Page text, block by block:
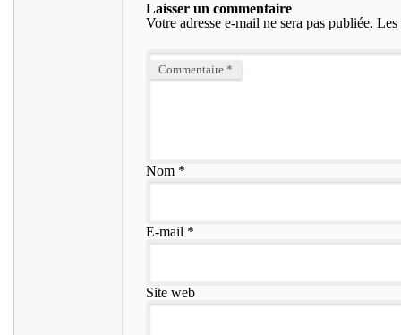
Laisser un commentaire
Votre adresse e-mail ne sera pas publiée. Les
Commentaire *
Nom*
E-mail *
Site web